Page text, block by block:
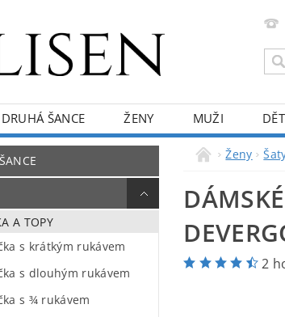
DRUHÁ ŠANCE ŽENY MUŽI
O NÁS BLOG
A TOPY
s krátkým rukávem
s dlouhým rukávem
s ¾ rukávem
Ženy
2